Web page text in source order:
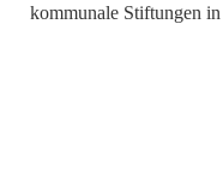
kommunale Stiftungen in